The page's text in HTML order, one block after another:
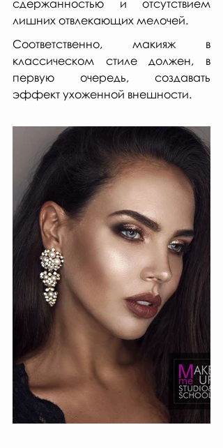
сдержанностью и отсутствием
лишних отвлекающих мелочей.
Соответственно, макияж в
классическом стиле должен, в
первую очередь, создавать
эффект ухоженной внешности.